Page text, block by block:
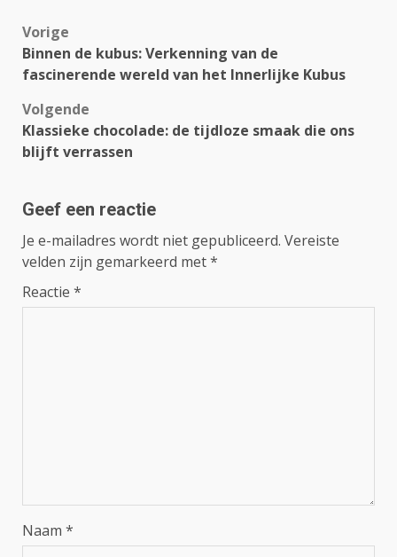
Bericht
navigatie
Vorige
Binnen de kubus: Verkenning van de
fascinerende wereld van het Innerlijke Kubus
Volgende
Klassieke chocolade: de tijdloze smaak die ons
blijft verrassen
Geef een reactie
Je e-mailadres wordt niet gepubliceerd. Vereiste
velden zijn gemarkeerd met*
Reactie *
Naam *